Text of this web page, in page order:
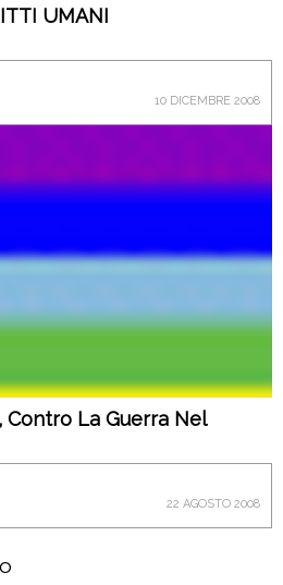
UMANI
10 DICEMBRE 2008
Contro La Guerra Nel
22 AGOSTO 2008